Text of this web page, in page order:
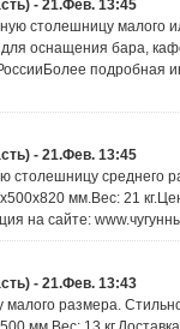
- 21.Фев. 13:45
столешницу малого
для оснащения бара,
подробная
- 21.Фев. 13:45
столешницу среднего
мм.Вес: 21
на сайте:
- 21.Фев. 13:43
размера.